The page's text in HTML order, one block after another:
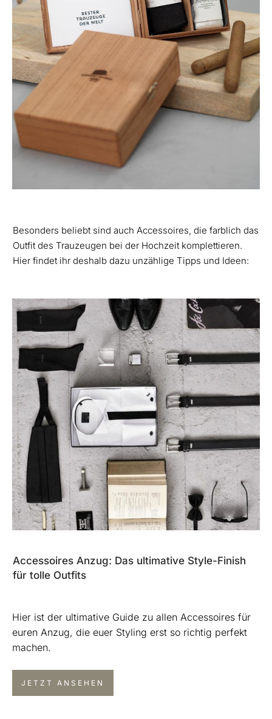
Besonders beliebt sind auch Accessoires, die farblich das
Outfit des Trauzeugen bei der Hochzeit komplettieren.
Hier findet ihr deshalb dazu unzählige Tipps und Ideen:
Accessoires Anzug: Das ultimative Style-Finish
für tolle Outfits
Hier ist der ultimative Guide zu allen Accessoires für
euren Anzug, die euer Styling erst so richtig perfekt
machen.
JETZT ANSEHEN